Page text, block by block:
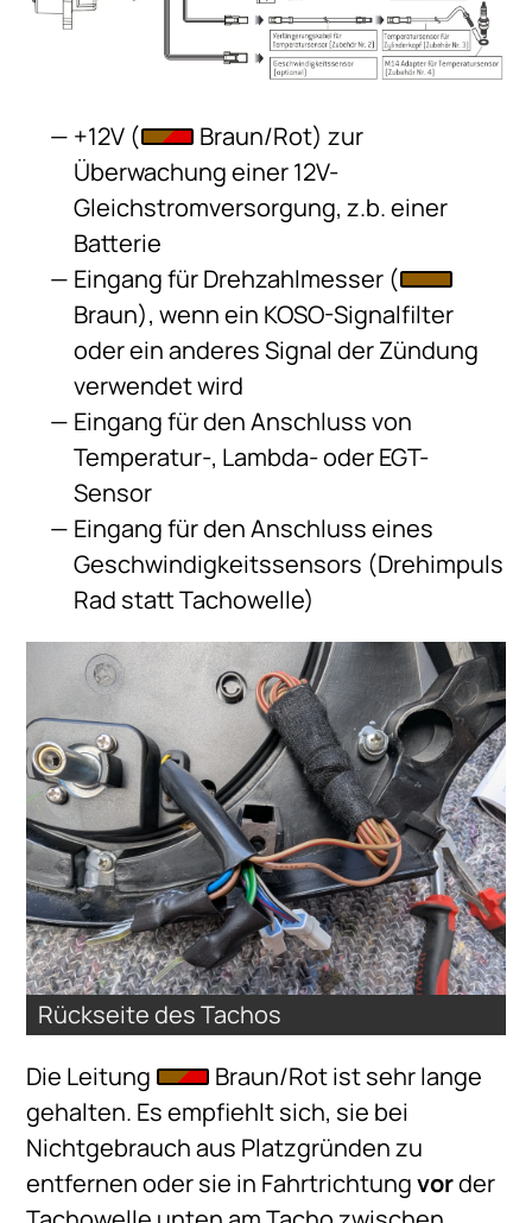
+12V (
Braun/Rot) zur
Überwachung einer 12V-
Gleichstromversorgung, z.b. einer
Batterie
Eingang für Drehzahlmesser (
Braun), wenn ein KOSO-Signalfilter
oder ein anderes Signal der Zündung
verwendet wird
Eingang für den Anschluss von
Temperatur-, Lambda- oder EGT-
Sensor
Eingang für den Anschluss eines
Geschwindigkeitssensors (Drehimpuls
Rad statt Tachowelle)
Rückseite des Tachos
Die Leitung
Braun/Rot ist sehr lange
gehalten. Es empfiehlt sich, sie bei
Nichtgebrauch aus Platzgründen zu
entfernen oder sie in Fahrtrichtungvorder